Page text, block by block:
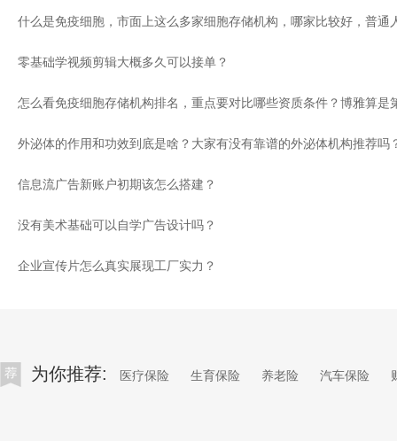
零基础学视频剪辑大概多久可以接单？
外泌体的作用和功效到底是啥？大家有没有靠谱的外泌体机构推荐吗
信息流广告新账户初期该怎么搭建？
没有美术基础可以自学广告设计吗？
企业宣传片怎么真实展现工厂实力？
为你推荐: 医疗保险 生育保险 养老险 汽车保险